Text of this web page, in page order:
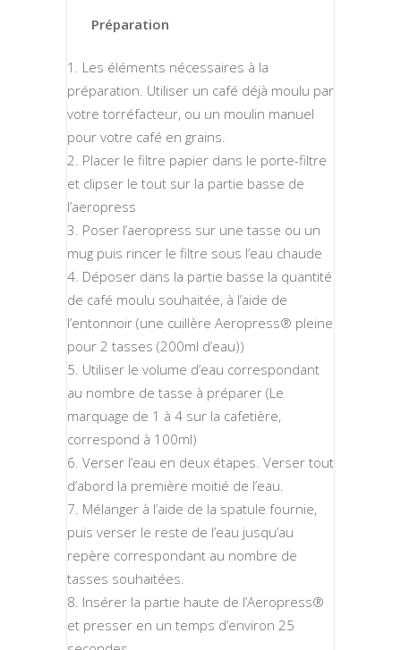
Préparation
Les éléments nécessaires à la
préparation. Utiliser un café déjà moulu par
votre torréfacteur, ou un moulin manuel
pour votre café en grains.
Placer le filtre papier dans le porte-filtre
et clipser le tout sur la partie basse de
l’aeropress
Poser l’aeropress sur une tasse ou un
mug puis rincer le filtre sous l’eau chaude
Déposer dans la partie basse la quantité
de café moulu souhaitée, à l’aide de
l’entonnoir (une cuillère Aeropress® pleine
pour 2 tasses (200ml d’eau))
Utiliser le volume d’eau correspondant
au nombre de tasse à préparer (Le
marquage de 1 à 4 sur la cafetière,
correspond à 100ml)
Verser l’eau en deux étapes. Verser tout
d’abord la première moitié de l’eau.
Mélanger à l’aide de la spatule fournie,
puis verser le reste de l’eau jusqu’au
repère correspondant au nombre de
tasses souhaitées.
Insérer la partie haute de l’Aeropress®
et presser en un temps d’environ 25